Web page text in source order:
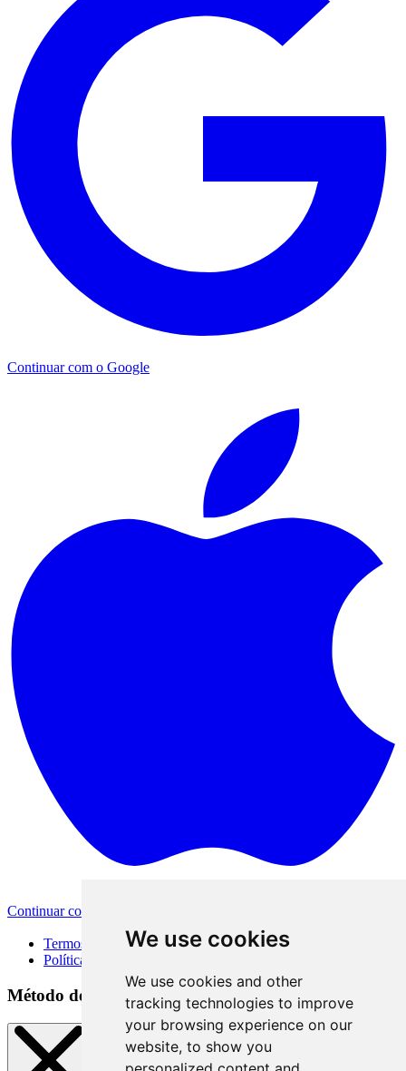
We use cookies
We use cookies and other
tracking technologies to improve
your browsing experience on our
website, to show you
Continuar com o Google
Continuar com a Apple
Termos de Uso
Política de Privacidade
Método de acesso